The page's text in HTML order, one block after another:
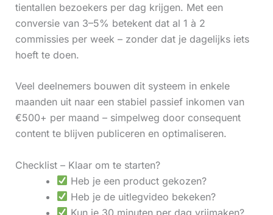
tientallen bezoekers per dag krijgen. Met een
conversie van 3–5% betekent dat al 1 à 2
commissies per week – zonder dat je dagelijks iets
hoeft te doen.
Veel deelnemers bouwen dit systeem in enkele
maanden uit naar een stabiel passief inkomen van
€500+ per maand – simpelweg door consequent
content te blijven publiceren en optimaliseren.
Checklist – Klaar om te starten?
Heb je een product gekozen?
Heb je de uitlegvideo bekeken?
Kun je 30 minuten per dag vrijmaken?